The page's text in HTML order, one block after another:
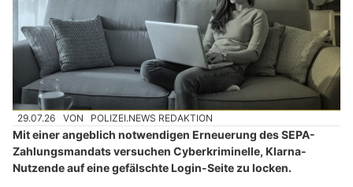
29.07.26 VON POLIZEI.NEWS REDAKTION
Mit einer angeblich notwendigen Erneuerung des SEPA-
Zahlungsmandats versuchen Cyberkriminelle, Klarna-
Nutzende auf eine gefälschte Login-Seite zu locken.